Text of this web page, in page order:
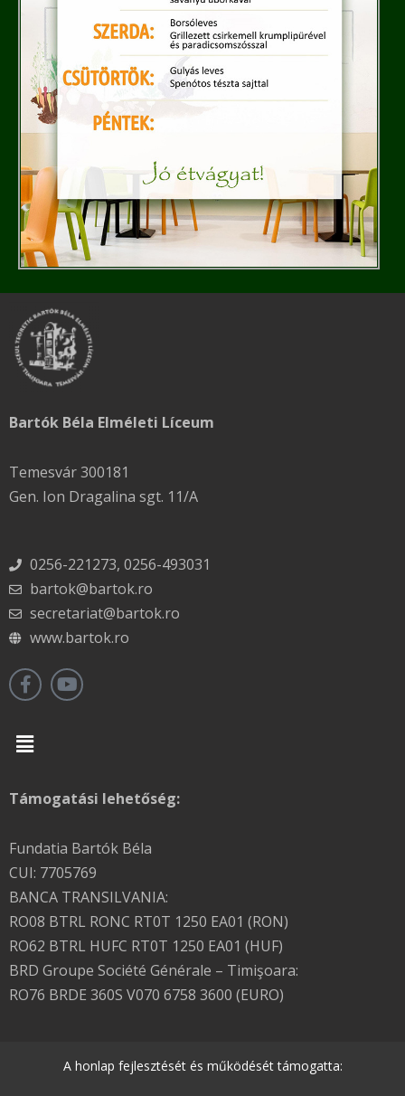
Bartók Béla Elméleti Líceum
Temesvár 300181
Gen. Ion Dragalina sgt. 11/A
0256-221273, 0256-493031
bartok@bartok.ro
secretariat@bartok.ro
www.bartok.ro
Menu
Támogatási lehetőség:
Fundatia Bartók Béla
CUI: 7705769
BANCA TRANSILVANIA:
RO08 BTRL RONC RT0T 1250 EA01 (RON)
RO62 BTRL HUFC RT0T 1250 EA01 (HUF)
BRD Groupe Société Générale – Timişoara:
RO76 BRDE 360S V070 6758 3600 (EURO)
A honlap fejlesztését és működését támogatta: